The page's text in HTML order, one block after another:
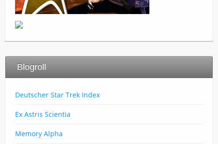
Blogroll
Deutscher Star Trek Index
Ex Astris Scientia
Memory Alpha